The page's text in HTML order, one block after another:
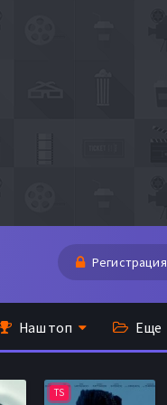
Регистрация
Наш топ Еще
TS